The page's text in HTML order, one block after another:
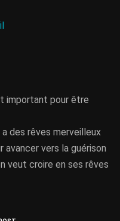
important pour être
des rêves merveilleux
vers la guérison
veut croire en ses rêves